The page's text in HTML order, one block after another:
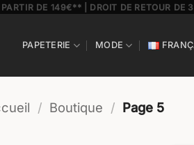
DE 149€** | DROIT DE RETOUR
PAPETERIE MODE
/ Boutique / Page 5